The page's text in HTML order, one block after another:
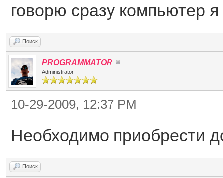
говорю сразу компьютер
Поиск
PROGRAMMATOR
Administrator
10-29-2009, 12:37 PM
Необходимо приобрести
Поиск